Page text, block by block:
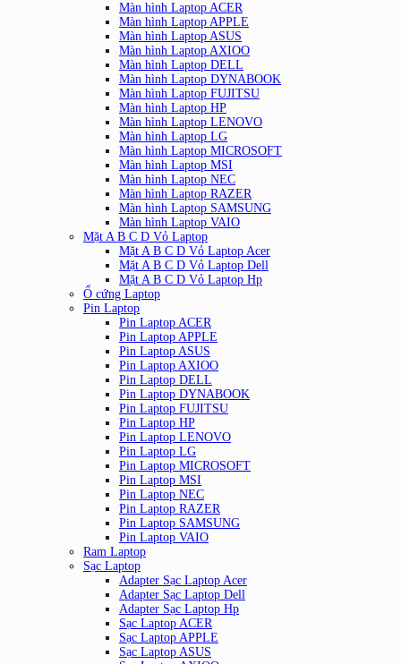
Màn hình Laptop ACER
Màn hình Laptop APPLE
Màn hình Laptop ASUS
Màn hình Laptop AXIOO
Màn hình Laptop DELL
Màn hình Laptop DYNABOOK
Màn hình Laptop FUJITSU
Màn hình Laptop HP
Màn hình Laptop LENOVO
Màn hình Laptop LG
Màn hình Laptop MICROSOFT
Màn hình Laptop MSI
Màn hình Laptop NEC
Màn hình Laptop RAZER
Màn hình Laptop SAMSUNG
Màn hình Laptop VAIO
Mặt A B C D Vỏ Laptop
Mặt A B C D Vỏ Laptop Acer
Mặt A B C D Vỏ Laptop Dell
Mặt A B C D Vỏ Laptop Hp
Ổ cứng Laptop
Pin Laptop
Pin Laptop ACER
Pin Laptop APPLE
Pin Laptop ASUS
Pin Laptop AXIOO
Pin Laptop DELL
Pin Laptop DYNABOOK
Pin Laptop FUJITSU
Pin Laptop HP
Pin Laptop LENOVO
Pin Laptop LG
Pin Laptop MICROSOFT
Pin Laptop MSI
Pin Laptop NEC
Pin Laptop RAZER
Pin Laptop SAMSUNG
Pin Laptop VAIO
Ram Laptop
Sạc Laptop
Adapter Sạc Laptop Acer
Adapter Sạc Laptop Dell
Adapter Sạc Laptop Hp
Sạc Laptop ACER
Sạc Laptop APPLE
Sạc Laptop ASUS